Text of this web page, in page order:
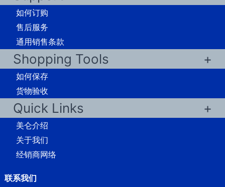
如何订购
售后服务
通用销售条款
Shopping Tools
如何保存
货物验收
Quick Links
美仑介绍
关于我们
经销商网络